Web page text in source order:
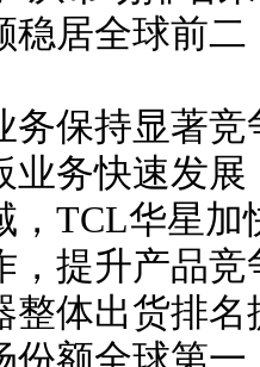
稳居全球前
务保持显著
业务快速发
，TCL华星
，提升产品
整体出货排